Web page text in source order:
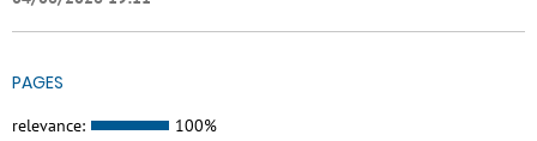
PAGES
relevance: 100%